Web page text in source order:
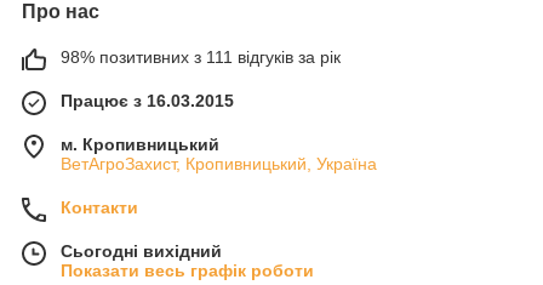
Про нас
98% позитивних з 111 відгуків за рік
Працює з 16.03.2015
м. Кропивницький
ВетАгроЗахист, Кропивницький, Україна
Контакти
Сьогодні вихідний
Показати весь графік роботи